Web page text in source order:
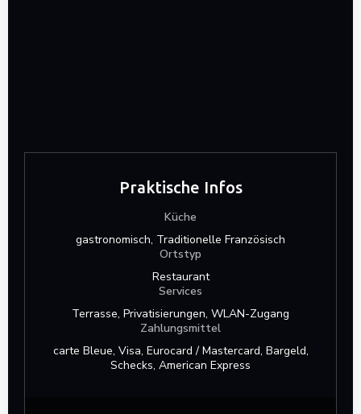
Praktische Infos
Küche
gastronomisch, Traditionelle Französisch
Ortstyp
Restaurant
Services
Terrasse, Privatisierungen, WLAN-Zugang
Zahlungsmittel
carte Bleue, Visa, Eurocard / Mastercard, Bargeld,
Schecks, American Express